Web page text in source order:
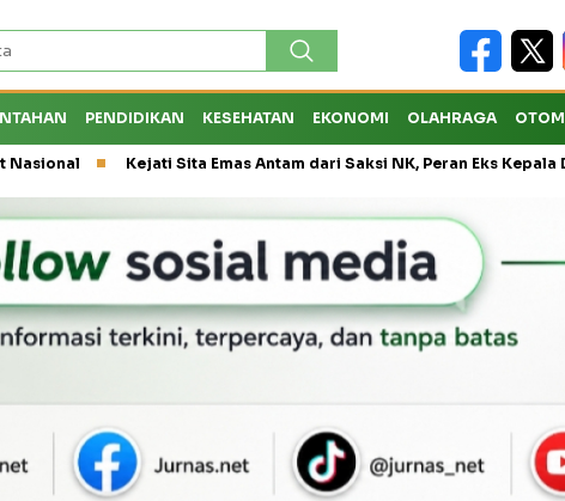
PENDIDIKAN KESEHATAN EKONOMI OLAHRAGA
Kejati Sita Emas Antam dari Saksi NK, Peran Eks Kepala Dinas ESDM